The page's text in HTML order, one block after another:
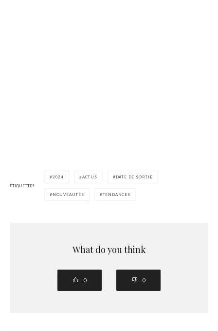
ÉTIQUETTES
2024 ACTUS DATE DE SORTIE
NOUVEAUTÉS TENDANCES
What do you think
0 0